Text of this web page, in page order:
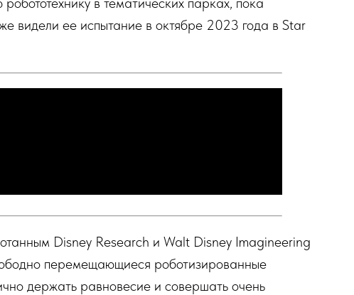
видели ее испытание в октябре 2023 года в Star
Disney Research и Walt Disney Imagineering
перемещающиеся роботизированные
держать равновесие и совершать очень